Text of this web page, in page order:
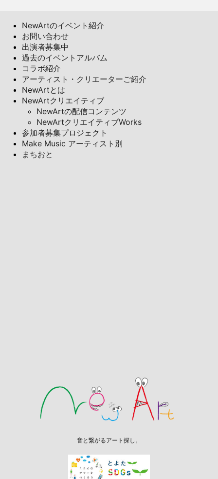
NewArtのイベント紹介
お問い合わせ
出演者募集中
過去のイベントアルバム
コラボ紹介
アーティスト・クリエーターご紹介
NewArtとは
NewArtクリエイティブ
NewArtの配信コンテンツ
NewArtクリエイティブWorks
参加者募集プロジェクト
Make Music アーティスト別
まちおと
音と繋がるアート探し。